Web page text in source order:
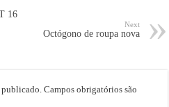
16
Next
Octógono de roupa nova
publicado. Campos obrigatórios são